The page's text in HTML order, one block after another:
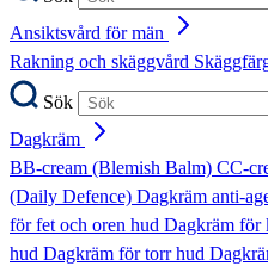
Ansiktsvård för män
Rakning och skäggvård
Sök
Dagkräm
BB-cream (Blemish Balm) CC-
(Daily Defence) Dagkräm anti-
för fet och oren hud Dagkräm för
hud Dagkräm för torr hud